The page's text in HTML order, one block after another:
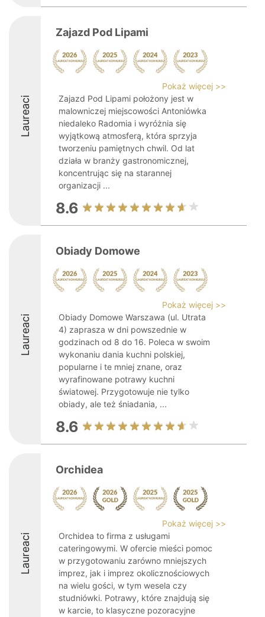
Laureaci
Zajazd Pod Lipami
Pokaż więcej >>
Zajazd Pod Lipami położony jest w
malowniczej miejscowości Antoniówka
niedaleko Radomia i wyróżnia się
wyjątkową atmosferą, która sprzyja
tworzeniu pamiętnych chwil. Od lat
działa w branży gastronomicznej,
koncentrując się na starannej
organizacji ...
8.6
Laureaci
Obiady Domowe
Pokaż więcej >>
Obiady Domowe Warszawa (ul. Utrata
4) zaprasza w dni powszednie w
godzinach od 8 do 16. Poleca w swoim
wykonaniu dania kuchni polskiej,
popularne i te mniej znane, oraz
wyrafinowane potrawy kuchni
światowej. Przygotowuje nie tylko
obiady, ale też śniadania, ...
8.6
Laureaci
Orchidea
Pokaż więcej >>
Orchidea to firma z usługami
cateringowymi. W ofercie mieści pomoc
w przygotowaniu zarówno mniejszych
imprez, jak i imprez okolicznościowych
na wielu gości, w tym wesela czy
studniówki. Potrawy, które znajdują się
w karcie, to klasyczne pozoracyjne